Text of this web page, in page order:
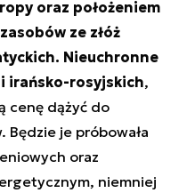
oraz położeniem
ze złóż
Nieuchronne
irańsko-rosyjskich,
cenę dążyć do
Będzie je próbowała
oraz
niemniej